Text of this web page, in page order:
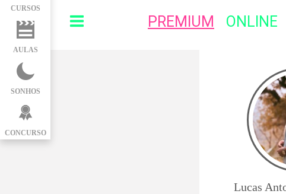
CURSOS
AULAS
SONHOS
CONCURSO
PREMIUM ONLINE
Lucas